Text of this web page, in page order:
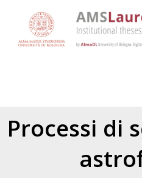
Processi di